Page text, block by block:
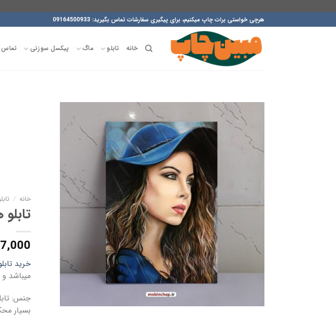
محتوا
هرچی خواستی برات چاپ میکنیم، برای پیگیری سفارشات تماس بگیرید: 09164500933
خانه تابلو ماگ پیکسل سوزنی تماس
علاقه
مندی
ها
خانه /
خرید
میباشد و